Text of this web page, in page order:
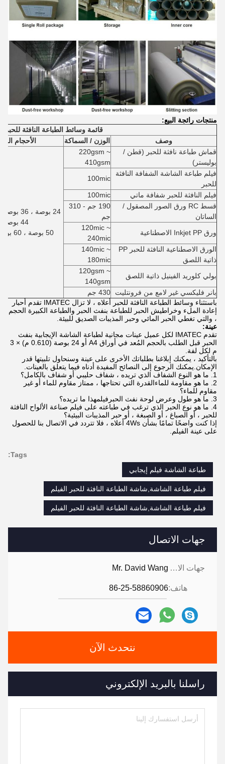
جهات الاتصال
جهات الاتصال: Mr. David Wang
هاتف:86-25-58860906
نتحدث الآن
راسلنا بالبريد الإلكتروني
منتجات رائجة البيع:
قائمة وسائط الطباعة النافثة للحبر
وصف
الوزن / السماكة
الأحجام
قماش طباعة نافثة للحبر (قطن /
بوليستر)
220gsm ~
410gsm
44 بوصة ،
50 بوصة ، 60 بوصة × 30 م
فيلم طباعة الشاشة الشفافة النافثة
للحبر
100mic
فيلم النافثة للحبر شفافة ماتي
100mic
قسط RC ورق الصور المصقول /
الساتان
190 جم - 310
جم
ورق Inkjet PP الاصطناعية
120mic ~
240mic
الورق الاصطناعية النافثة للحبر PP
ذاتية اللصق
140mic ~
180mic
بولي كلوريد الفينيل ذاتية اللصق
120gsm ~
140gsm
بانر فليكسي غير لامع من فرونتليت
430 جم
باستثناء وسائط الطباعة النافثة للحبر أعلاه ، لا تزال IMATEC تقدم أحبار
إعادة الملء وخراطيش الحبر للطباعة بنفث الحبر والطباعة الكبيرة الحجم
، والتي تغطي الحبر المائي وحبر المذيبات الصديق للبيئة.
عينة:
تقدم IMATEC لكل عميل عينات مجانية لطباعة الشاشة الإيجابية بنفث
الحبر قبل الطلب بالحجم المُعد في أوراق A4 أو 24 بوصة (0.610 م) × 3
م لكل لفة.
بالتأكيد ، يمكنك إبلاغنا بطلباتك الأخرى على عينة وسنحاول تلبيتها قدر
الإمكان.يمكنك الرجوع إلى النصائح المفيدة أدناه فيما يتعلق بالعينات.
1. ما هو النوع الشفاف الذي تريده ، شفاف حليبي أو شفاف بالكامل
؟
2. ما هو مقاومة للماء
القدرة التي تحتاجها ، ممتاز مقاوم للماء أو غير
مقاوم للماء؟
3. ما هو طول وعرض لوحة نفث الحبر
فيلمهذا ما تريده؟
4. ما هو نوع الحبر الذي ترغب في طباعته على فيلم صناعة الألواح النافثة
للحبر ، أو الصباغ ، أو الصبغة ، أو حبر المذيبات البيئية؟
إذا كنت واضحًا تمامًا بشأن 4Ws أعلاه ، فلا تتردد في الاتصال بنا للحصول
على عينة الفيلم.
Tags:
طباعة الشاشة فيلم إيجابي
فيلم طباعة الشاشة,شاشة الطباعة النافثة للحبر الفيلم
فيلم طباعة الشاشة,شاشة الطباعة النافثة للحبر الفيلم